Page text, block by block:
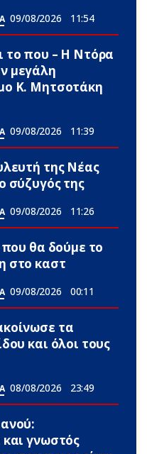
09/08/2026 11:54
το που – Η Ντόρα
μεγάλη
Κ. Μητσοτάκη
09/08/2026 11:39
της Νέας
σύζυγός της
09/08/2026 11:26
θα δούμε το
στο καστ
09/08/2026 00:11
τα
και όλοι τους
08/08/2026 23:49
και γνωστός